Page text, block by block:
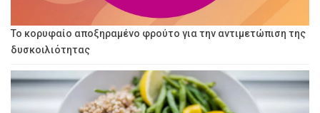
Το κορυφαίο αποξηραμένο φρούτο για την αντιμετώπιση της
δυσκοιλιότητας